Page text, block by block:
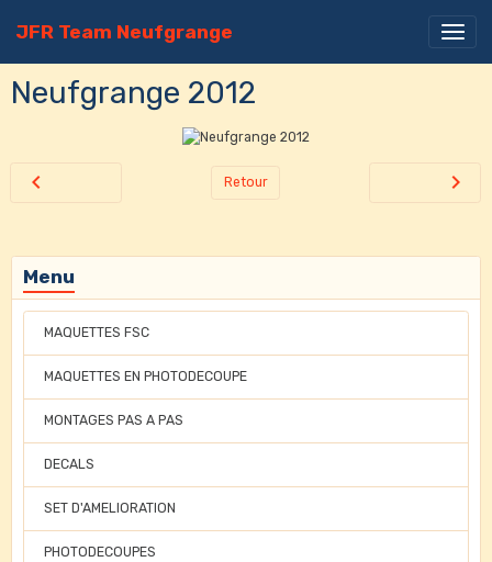
JFR Team Neufgrange
Neufgrange 2012
Retour
Menu
MAQUETTES FSC
MAQUETTES EN PHOTODECOUPE
MONTAGES PAS A PAS
DECALS
SET D'AMELIORATION
PHOTODECOUPES